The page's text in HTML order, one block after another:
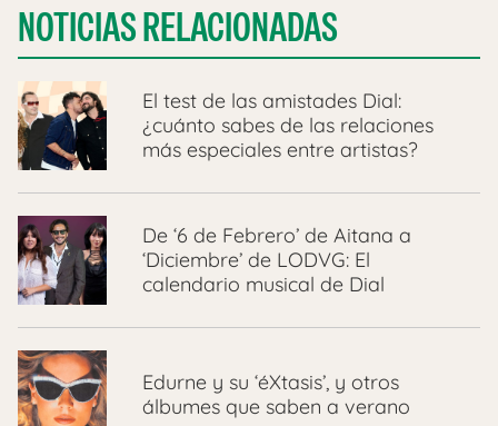
NOTICIAS RELACIONADAS
El test de las amistades Dial:
¿cuánto sabes de las relaciones
más especiales entre artistas?
De ‘6 de Febrero’ de Aitana a
‘Diciembre’ de LODVG: El
calendario musical de Dial
Edurne y su ‘éXtasis’, y otros
álbumes que saben a verano